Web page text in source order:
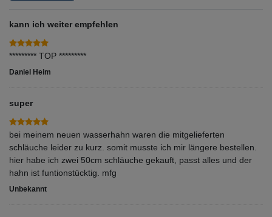
kann ich weiter empfehlen
********* TOP *********
Daniel Heim
super
bei meinem neuen wasserhahn waren die mitgelieferten
schläuche leider zu kurz. somit musste ich mir längere bestellen.
hier habe ich zwei 50cm schläuche gekauft, passt alles und der
hahn ist funtionstücktig. mfg
Unbekannt